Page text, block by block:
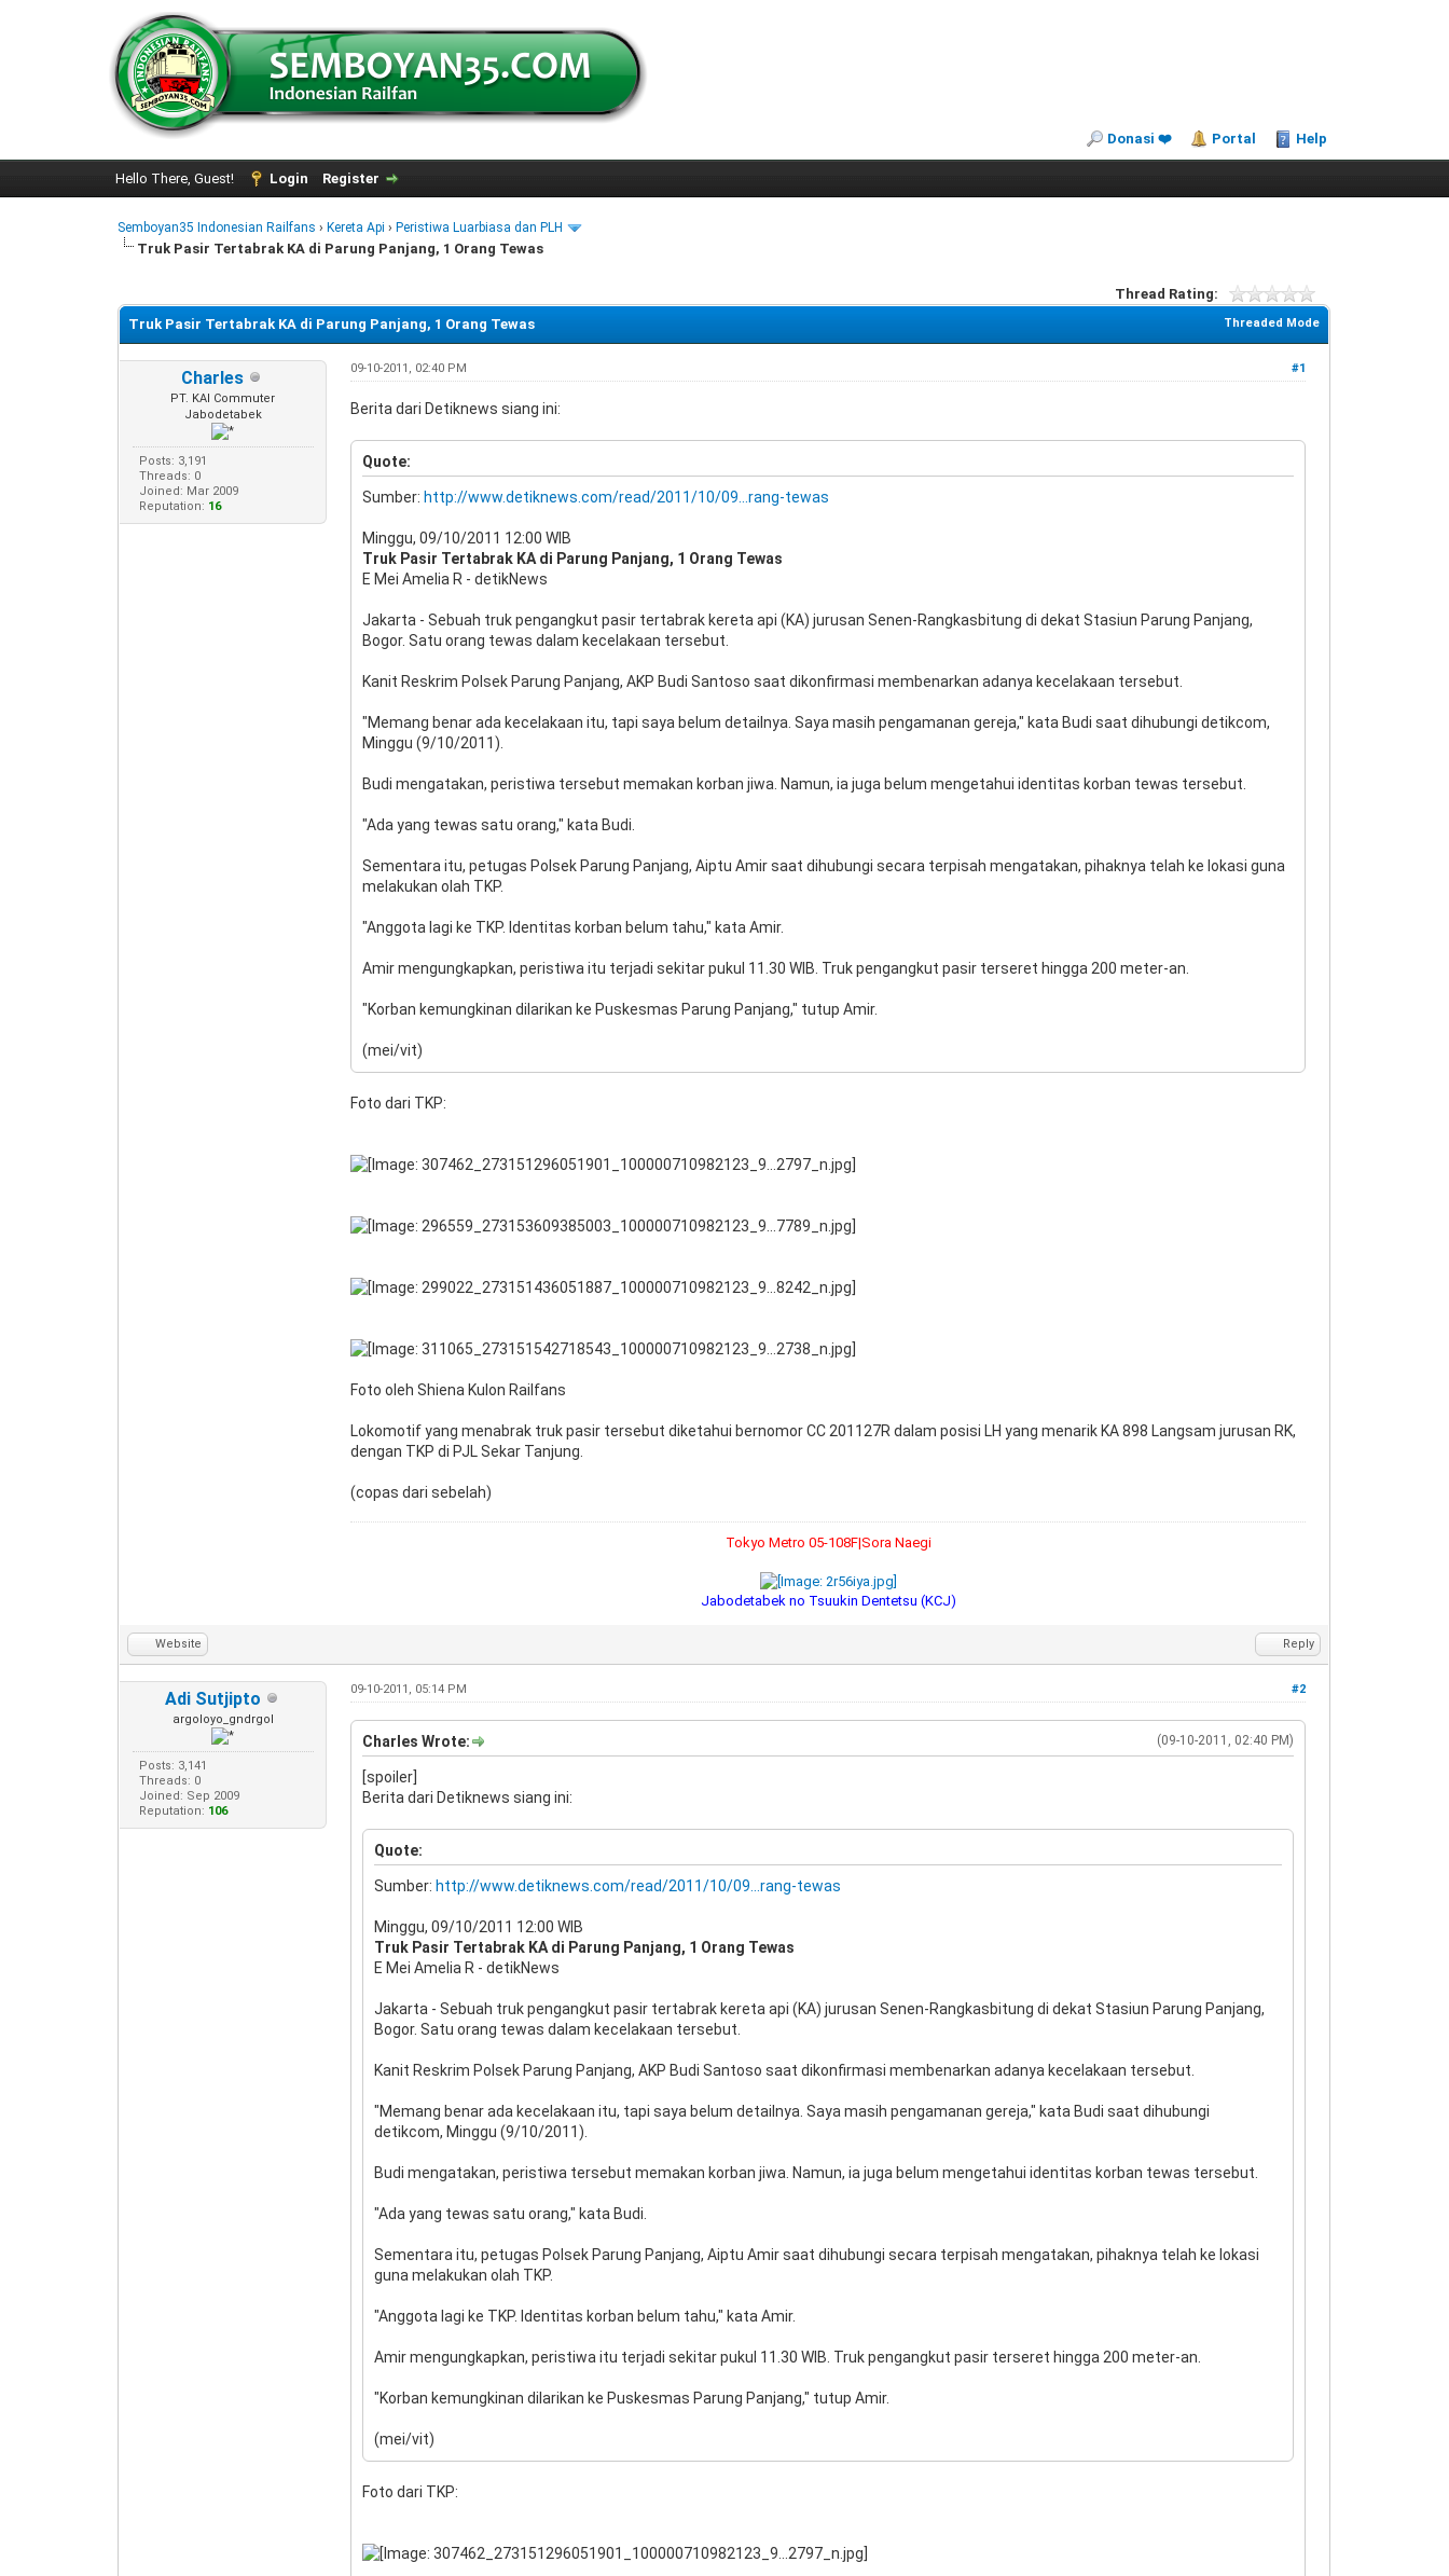
Donasi ❤️ Portal Help
Hello There, Guest! Login Register
Semboyan35 Indonesian Railfans › Kereta Api › Peristiwa Luarbiasa dan PLH
Truk Pasir Tertabrak KA di Parung Panjang, 1 Orang Tewas
Thread Rating:
Threaded Mode
Truk Pasir Tertabrak KA di Parung Panjang, 1 Orang Tewas
Charles
PT. KAI Commuter
Jabodetabek
Posts: 3,191
Threads: 0
Joined: Mar 2009
Reputation: 16
#1
09-10-2011, 02:40 PM
Berita dari Detiknews siang ini:
Quote:
Sumber: http://www.detiknews.com/read/2011/10/09...rang-tewas
Minggu, 09/10/2011 12:00 WIB
Truk Pasir Tertabrak KA di Parung Panjang, 1 Orang Tewas
E Mei Amelia R - detikNews
Jakarta - Sebuah truk pengangkut pasir tertabrak kereta api (KA) jurusan Senen-Rangkasbitung di dekat Stasiun Parung Panjang,
Bogor. Satu orang tewas dalam kecelakaan tersebut.
Kanit Reskrim Polsek Parung Panjang, AKP Budi Santoso saat dikonfirmasi membenarkan adanya kecelakaan tersebut.
"Memang benar ada kecelakaan itu, tapi saya belum detailnya. Saya masih pengamanan gereja," kata Budi saat dihubungi detikcom,
Minggu (9/10/2011).
Budi mengatakan, peristiwa tersebut memakan korban jiwa. Namun, ia juga belum mengetahui identitas korban tewas tersebut.
"Ada yang tewas satu orang," kata Budi.
Sementara itu, petugas Polsek Parung Panjang, Aiptu Amir saat dihubungi secara terpisah mengatakan, pihaknya telah ke lokasi guna
melakukan olah TKP.
"Anggota lagi ke TKP. Identitas korban belum tahu," kata Amir.
Amir mengungkapkan, peristiwa itu terjadi sekitar pukul 11.30 WIB. Truk pengangkut pasir terseret hingga 200 meter-an.
"Korban kemungkinan dilarikan ke Puskesmas Parung Panjang," tutup Amir.
(mei/vit)
Foto dari TKP:
Foto oleh Shiena Kulon Railfans
Lokomotif yang menabrak truk pasir tersebut diketahui bernomor CC 201127R dalam posisi LH yang menarik KA 898 Langsam jurusan RK,
dengan TKP di PJL Sekar Tanjung.
(copas dari sebelah)
Tokyo Metro 05-108F|Sora Naegi
Jabodetabek no Tsuukin Dentetsu (KCJ)
Website Reply
Adi Sutjipto
argoloyo_gndrgol
Posts: 3,141
Threads: 0
Joined: Sep 2009
Reputation: 106
#2
09-10-2011, 05:14 PM
(09-10-2011, 02:40 PM)
Charles Wrote:
[spoiler]
Berita dari Detiknews siang ini:
Quote:
Sumber: http://www.detiknews.com/read/2011/10/09...rang-tewas
Minggu, 09/10/2011 12:00 WIB
Truk Pasir Tertabrak KA di Parung Panjang, 1 Orang Tewas
E Mei Amelia R - detikNews
Jakarta - Sebuah truk pengangkut pasir tertabrak kereta api (KA) jurusan Senen-Rangkasbitung di dekat Stasiun Parung Panjang,
Bogor. Satu orang tewas dalam kecelakaan tersebut.
Kanit Reskrim Polsek Parung Panjang, AKP Budi Santoso saat dikonfirmasi membenarkan adanya kecelakaan tersebut.
"Memang benar ada kecelakaan itu, tapi saya belum detailnya. Saya masih pengamanan gereja," kata Budi saat dihubungi
detikcom, Minggu (9/10/2011).
Budi mengatakan, peristiwa tersebut memakan korban jiwa. Namun, ia juga belum mengetahui identitas korban tewas tersebut.
"Ada yang tewas satu orang," kata Budi.
Sementara itu, petugas Polsek Parung Panjang, Aiptu Amir saat dihubungi secara terpisah mengatakan, pihaknya telah ke lokasi
guna melakukan olah TKP.
"Anggota lagi ke TKP. Identitas korban belum tahu," kata Amir.
Amir mengungkapkan, peristiwa itu terjadi sekitar pukul 11.30 WIB. Truk pengangkut pasir terseret hingga 200 meter-an.
"Korban kemungkinan dilarikan ke Puskesmas Parung Panjang," tutup Amir.
(mei/vit)
Foto dari TKP: